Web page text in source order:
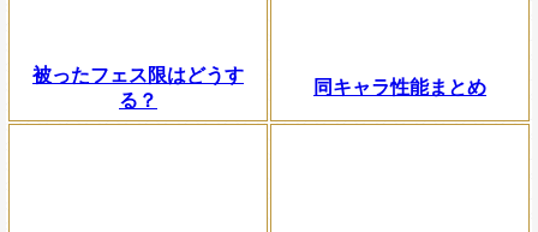
被ったフェス限はどうす
る？
同キャラ性能まとめ